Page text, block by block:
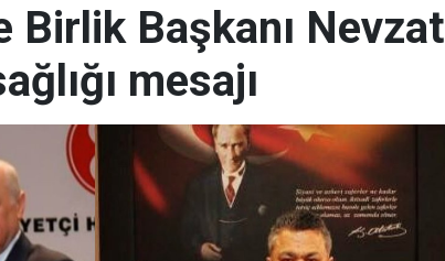
Birlik Başkanı Nevzat
mesajı